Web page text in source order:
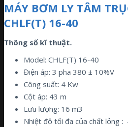
MÁY BƠM LY TÂM
CHLF(T) 16-40
Thông số kĩ thuật.
Model: CHLF(T) 16-40
Điện áp: 3 pha 380 ± 10%V
Công suất: 4 Kw
Cột áp: 43 m
Lưu lượng: 16 m3
Nhiệt độ tối đa của chất lỏng :